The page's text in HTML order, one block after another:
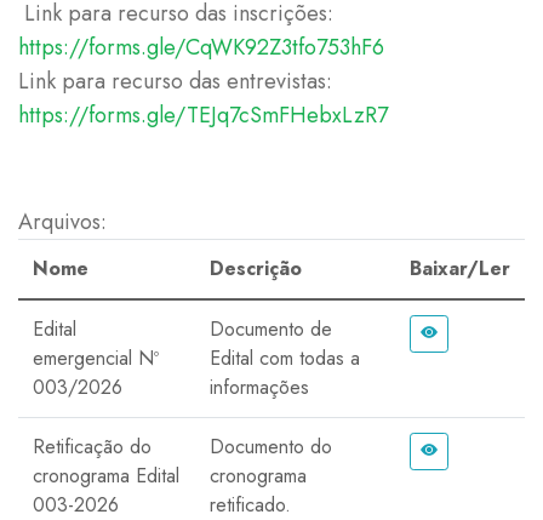
Link para recurso das inscrições:
https://forms.gle/CqWK92Z3tfo753hF6
Link para recurso das entrevistas:
https://forms.gle/TEJq7cSmFHebxLzR7
Arquivos:
Nome Descrição Baixar/Ler
Edital
emergencial Nº
003/2026
Documento de
Edital com todas a
informações
Retificação do
cronograma Edital
003-2026
Documento do
cronograma
retificado.